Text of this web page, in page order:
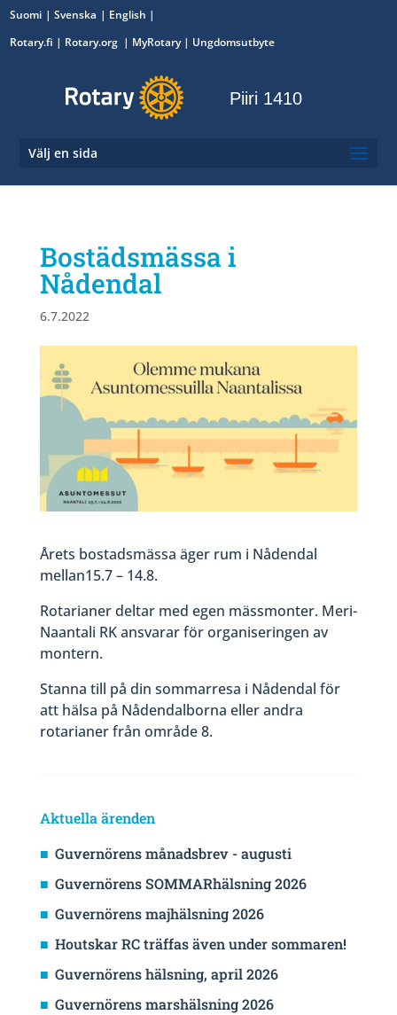
Suomi Svenska
English
Rotary.fi | Rotary.org | MyRotary| Ungdomsutbyte
Piiri 1410
Välj en sida
Bostädsmässa i
Nådendal
6.7.2022
Årets bostadsmässa äger rum i Nådendal
mellan15.7 – 14.8.
Rotarianer deltar med egen mässmonter. Meri-
Naantali RK ansvarar för organiseringen av
montern.
Stanna till på din sommarresa i Nådendal för
att hälsa på Nådendalborna eller andra
rotarianer från område 8.
Aktuella ärenden
Guvernörens månadsbrev - augusti
Guvernörens SOMMARhälsning 2026
Guvernörens majhälsning 2026
Houtskar RC träffas även under sommaren!
Guvernörens hälsning, april 2026
Guvernörens marshälsning 2026